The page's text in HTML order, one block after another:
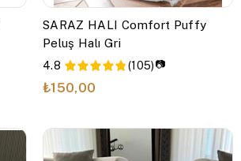
SARAZ HALI Comfort Puffy
Peluş Halı Gri
4.8 (105) 📷
₺150,00